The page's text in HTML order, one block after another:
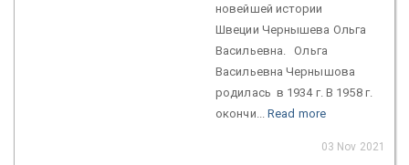
новейшей истории
Швеции Чернышева Ольга
Васильевна. Ольга
Васильевна Чернышова
родилась в 1934 г. В 1958 г.
окончи... Read more
03 Nov 2021